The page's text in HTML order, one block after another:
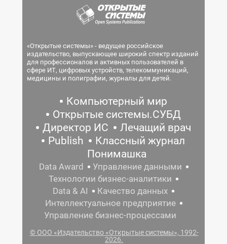
«Открытые системы» - ведущее российское
издательство, выпускающее широкий спектр изданий
для профессионалов и активных пользователей в
сфере ИТ, цифровых устройств, телекоммуникаций,
медицины и полиграфии, журналы для детей.
Компьютерный мир
Открытые системы.СУБД
Директор ИС
Лечащий врач
Publish
Классный журнал
Понимашка
Data Award
Управление данными
Технологии бизнес-аналитики
Data & AI
Качество данных
Интеллектуальное предприятие
Управление бизнес-процессами
© ООО «Издательство «Открытые системы», 1992-
2026.